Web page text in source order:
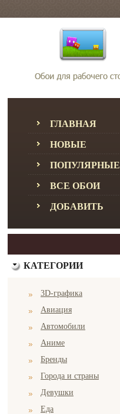
ГЛАВНАЯ
НОВЫЕ
ПОПУЛЯРНЫЕ
ВСЕ ОБОИ
ДОБАВИТЬ
КАТЕГОРИИ
3D-графика
Авиация
Автомобили
Аниме
Бренды
Города и страны
Девушки
Еда